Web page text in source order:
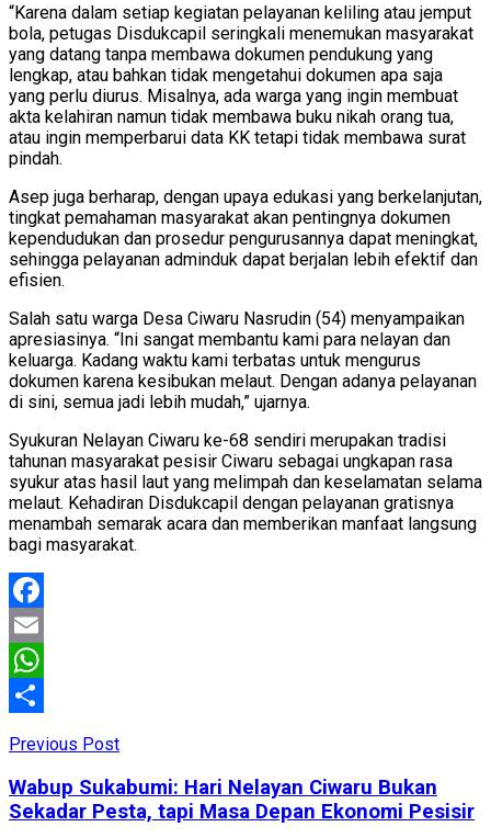
“Karena dalam setiap kegiatan pelayanan keliling atau jemput
bola, petugas Disdukcapil seringkali menemukan masyarakat
yang datang tanpa membawa dokumen pendukung yang
lengkap, atau bahkan tidak mengetahui dokumen apa saja
yang perlu diurus. Misalnya, ada warga yang ingin membuat
akta kelahiran namun tidak membawa buku nikah orang tua,
atau ingin memperbarui data KK tetapi tidak membawa surat
pindah.
Asep juga berharap, dengan upaya edukasi yang berkelanjutan,
tingkat pemahaman masyarakat akan pentingnya dokumen
kependudukan dan prosedur pengurusannya dapat meningkat,
sehingga pelayanan adminduk dapat berjalan lebih efektif dan
efisien.
Salah satu warga Desa Ciwaru Nasrudin (54) menyampaikan
apresiasinya. “Ini sangat membantu kami para nelayan dan
keluarga. Kadang waktu kami terbatas untuk mengurus
dokumen karena kesibukan melaut. Dengan adanya pelayanan
di sini, semua jadi lebih mudah,” ujarnya.
Syukuran Nelayan Ciwaru ke-68 sendiri merupakan tradisi
tahunan masyarakat pesisir Ciwaru sebagai ungkapan rasa
syukur atas hasil laut yang melimpah dan keselamatan selama
melaut. Kehadiran Disdukcapil dengan pelayanan gratisnya
menambah semarak acara dan memberikan manfaat langsung
bagi masyarakat.
Facebook
Email
WhatsApp
Previous Post
Wabup Sukabumi: Hari Nelayan Ciwaru Bukan
Sekadar Pesta, tapi Masa Depan Ekonomi Pesisir